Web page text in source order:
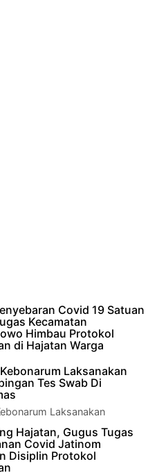
Covid 19 Satuan
Kecamatan
Himbau Protokol
di Hajatan Warga
Agung mewakili Danramil 17
dan
Laksanakan
Tes Swab Di
Laksanakan
Tes Swab Di
mencegah penyebaran
Hajatan, Gugus Tugas
Covid Jatinom
Disiplin Protokol